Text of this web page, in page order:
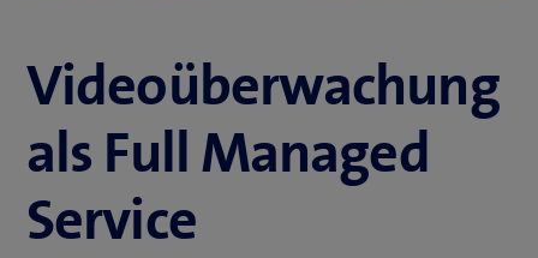
Video­überwachung
als Full Managed
Service